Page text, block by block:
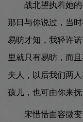
战北望执着她
那日与你说过，当
易昉才知，我轻许
里就只有易昉，而
夫人，以后我们两
孩儿，也可由你来
宋惜惜面容微